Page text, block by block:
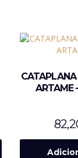
CATAPLANA
ARTAME